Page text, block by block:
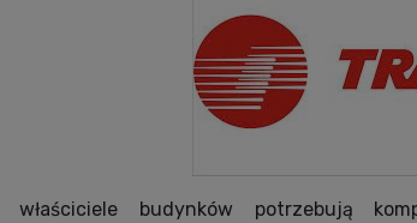
właściciele budynków potrzebują